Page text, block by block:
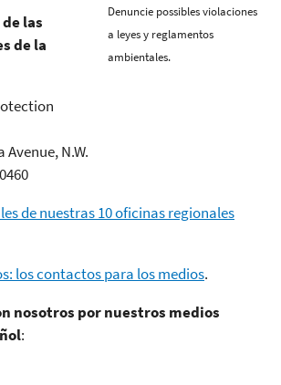
Denuncie possibles violaciones
a leyes y reglamentos
ambientales.
las
de la
Avenue, N.W.
de nuestras 10 oficinas regionales
los contactos para los medios.
nosotros por nuestros medios
: